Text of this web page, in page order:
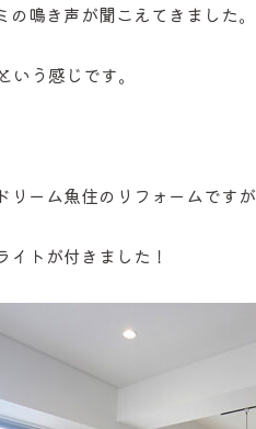
鳴き声が聞こえてきました。
という感じです。
リーム魚住のリフォームですが
イトが付きました！